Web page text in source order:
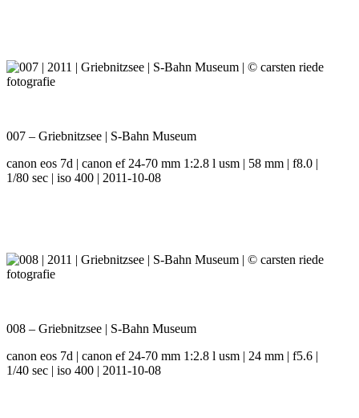
007 – Griebnitzsee | S-Bahn Museum
canon eos 7d | canon ef 24-70 mm 1:2.8 l usm | 58 mm | f8.0 |
1/80 sec | iso 400 | 2011-10-08
008 – Griebnitzsee | S-Bahn Museum
canon eos 7d | canon ef 24-70 mm 1:2.8 l usm | 24 mm | f5.6 |
1/40 sec | iso 400 | 2011-10-08